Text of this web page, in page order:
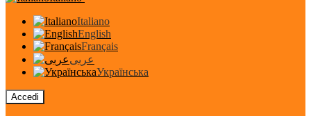
Italiano
English
Français
عربى
Українська
Accedi